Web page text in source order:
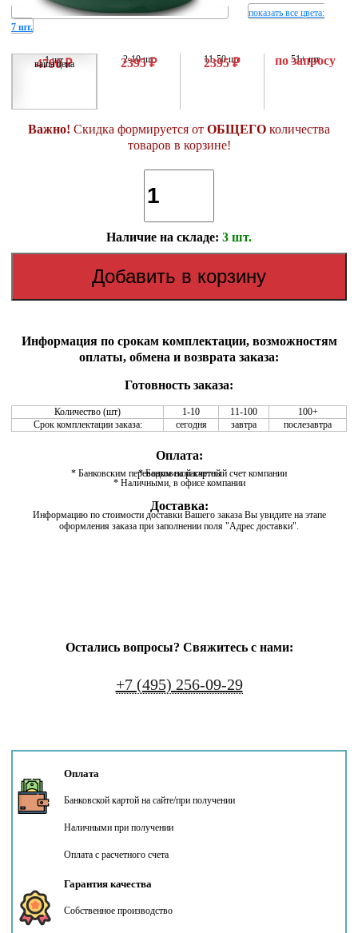
показать все цвета:
7 шт.
1 шт
4790 ₽
ваша цена 2-10 шт
2395 ₽ 11-50 шт
2395 ₽ 51+ шт
по запросу
Важно! Скидка формируется от ОБЩЕГО количества
товаров в корзине!
Наличие на складе: 3 шт.
Информация по срокам комплектации, возможностям
оплаты, обмена и возврата заказа:
Готовность заказа:
Количество (шт) 1-10 11-100
100+
Срок комплектации заказа:
сегодня завтра послезавтра
Оплата:
* Банковским переводом на расчетный счет компании
* Банковской картой
* Наличными, в офисе компании
Доставка:
Информацию по стоимости доставки Вашего заказа Вы увидите на этапе
оформления заказа при заполнении поля "Адрес доставки".
Остались вопросы? Свяжитесь с нами:
+7 (495) 256-09-29
Оплата
Банковской картой на сайте/при получении
Наличными при получении
Оплата с расчетного счета
Гарантия качества
Собственное производство